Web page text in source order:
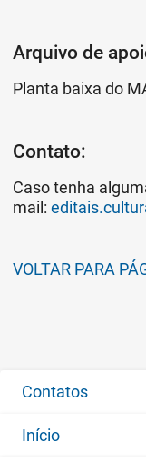
Arquivo de
Planta baixa do
Contato:
Caso tenha
mail:
VOLTAR PARA
Contatos
Início